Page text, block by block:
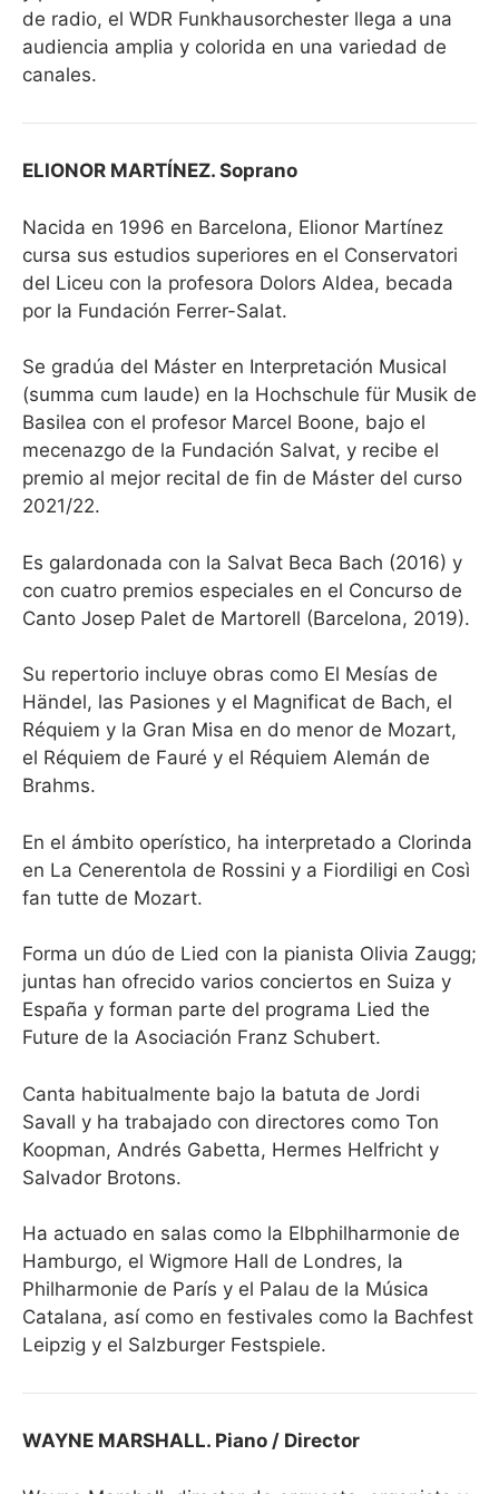
de radio, el WDR Funkhausorchester llega a una
audiencia amplia y colorida en una variedad de
canales.
ELIONOR MARTÍNEZ. Soprano
Nacida en 1996 en Barcelona, Elionor Martínez
cursa sus estudios superiores en el Conservatori
del Liceu con la profesora Dolors Aldea, becada
por la Fundación Ferrer-Salat.
Se gradúa del Máster en Interpretación Musical
(summa cum laude) en la Hochschule für Musik de
Basilea con el profesor Marcel Boone, bajo el
mecenazgo de la Fundación Salvat, y recibe el
premio al mejor recital de fin de Máster del curso
2021/22.
Es galardonada con la Salvat Beca Bach (2016) y
con cuatro premios especiales en el Concurso de
Canto Josep Palet de Martorell (Barcelona, 2019).
Su repertorio incluye obras como El Mesías de
Händel, las Pasiones y el Magnificat de Bach, el
Réquiem y la Gran Misa en do menor de Mozart,
el Réquiem de Fauré y el Réquiem Alemán de
Brahms.
En el ámbito operístico, ha interpretado a Clorinda
en La Cenerentola de Rossini y a Fiordiligi en Così
fan tutte de Mozart.
Forma un dúo de Lied con la pianista Olivia Zaugg;
juntas han ofrecido varios conciertos en Suiza y
España y forman parte del programa Lied the
Future de la Asociación Franz Schubert.
Canta habitualmente bajo la batuta de Jordi
Savall y ha trabajado con directores como Ton
Koopman, Andrés Gabetta, Hermes Helfricht y
Salvador Brotons.
Ha actuado en salas como la Elbphilharmonie de
Hamburgo, el Wigmore Hall de Londres, la
Philharmonie de París y el Palau de la Música
Catalana, así como en festivales como la Bachfest
Leipzig y el Salzburger Festspiele.
WAYNE MARSHALL. Piano / Director